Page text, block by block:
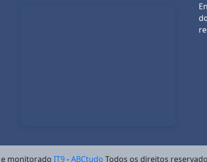
monitorado IT9-ABCtudo Todos os direitos